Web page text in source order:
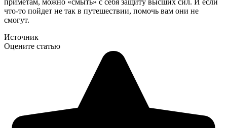
приметам, можно «смыть» с себя защиту высших сил. И если
что-то пойдет не так в путешествии, помочь вам они не
смогут.
Источник
Оцените статью